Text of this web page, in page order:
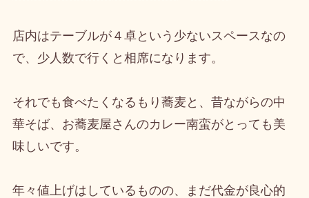
店内はテーブルが４卓という少ないスペースなの
で、少人数で行くと相席になります。
それでも食べたくなるもり蕎麦と、昔ながらの中
華そば、お蕎麦屋さんのカレー南蛮がとっても美
味しいです。
年々値上げはしているものの、まだ代金が良心的